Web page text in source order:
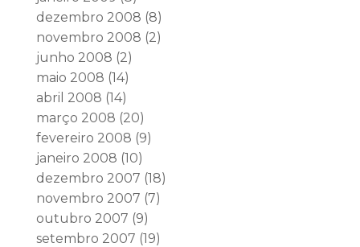
dezembro 2008 (8)
novembro 2008 (2)
junho 2008 (2)
maio 2008 (14)
abril 2008 (14)
março 2008 (20)
fevereiro 2008 (9)
janeiro 2008 (10)
dezembro 2007 (18)
novembro 2007 (7)
outubro 2007 (9)
setembro 2007 (19)